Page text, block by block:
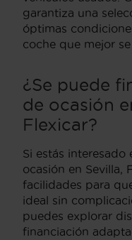
garantiza una
óptimas
coche que mejor
¿Se puede
de ocasión
Flexicar?
Si estás
ocasión en Sevilla,
facilidades para
ideal sin
puedes explorar
financiación